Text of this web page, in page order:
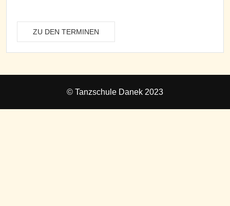
ZU DEN TERMINEN
© Tanzschule Danek 2023